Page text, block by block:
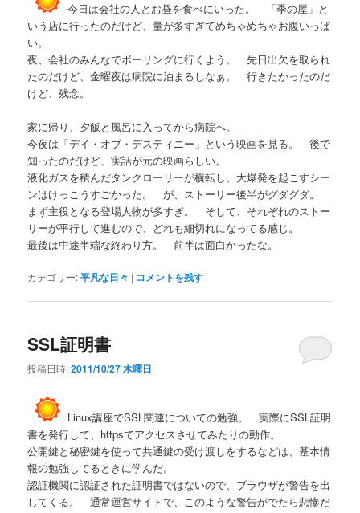
今日は会社の人とお昼を食べにいった。 「季の屋」と
いう店に行ったのだけど、量が多すぎてめちゃめちゃお腹いっぱ
い。
夜、会社のみんなでボーリングに行くよう。 先日出欠を取られ
たのだけど、金曜夜は病院に泊まるしなぁ。 行きたかったのだ
けど、残念。
家に帰り、夕飯と風呂に入ってから病院へ。
今夜は「デイ・オブ・デスティニー」という映画を見る。 後で
知ったのだけど、実話が元の映画らしい。
液化ガスを積んだタンクローリーが横転し、大爆発を起こすシー
ンはけっこうすごかった。 が、ストーリー後半がグダグダ。
まず主役となる登場人物が多すぎ。 そして、それぞれのストー
リーが平行して進むので、どれも細切れになってる感じ。
最後は中途半端な終わり方。 前半は面白かったな。
カテゴリー:平凡な日々 | コメントを残す
SSL証明書
投稿日時:2011/10/27 木曜日
Linux講座でSSL関連についての勉強。 実際にSSL証明
書を発行して、httpsでアクセスさせてみたりの動作。
公開鍵と秘密鍵を使って共通鍵の受け渡しをするなどは、基本情
報の勉強してるときに学んだ。
認証機関に認証された証明書ではないので、ブラウザが警告を出
してくる。 通常運営サイトで、このような警告がでたら悲惨だ